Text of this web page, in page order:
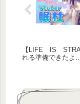
【LIFE IS
れる準備できた